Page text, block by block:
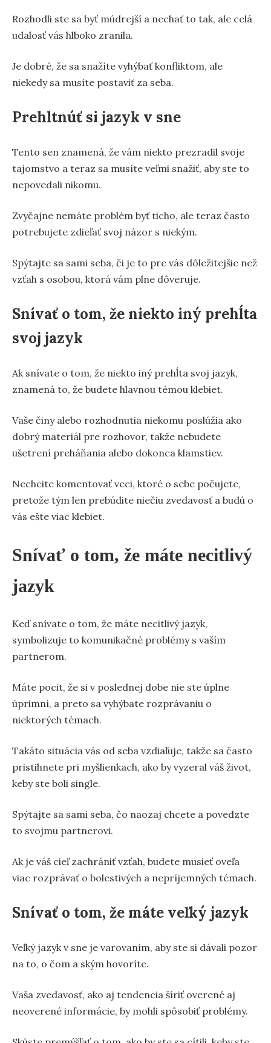
Rozhodli ste sa byť múdrejší a nechať to tak, ale celá
udalosť vás hlboko zranila.
Je dobré, že sa snažíte vyhýbať konfliktom, ale
niekedy sa musíte postaviť za seba.
Prehltnúť si jazyk v sne
Tento sen znamená, že vám niekto prezradil svoje
tajomstvo a teraz sa musíte veľmi snažiť, aby ste to
nepovedali nikomu.
Zvyčajne nemáte problém byť ticho, ale teraz často
potrebujete zdieľať svoj názor s niekým.
Spýtajte sa sami seba, či je to pre vás dôležitejšie než
vzťah s osobou, ktorá vám plne dôveruje.
Snívať o tom, že niekto iný prehĺta
svoj jazyk
Ak snívate o tom, že niekto iný prehĺta svoj jazyk,
znamená to, že budete hlavnou témou klebiet.
Vaše činy alebo rozhodnutia niekomu poslúžia ako
dobrý materiál pre rozhovor, takže nebudete
ušetrení preháňania alebo dokonca klamstiev.
Nechcite komentovať veci, ktoré o sebe počujete,
pretože tým len prebúdite niečiu zvedavosť a budú o
vás ešte viac klebiet.
Snívať o tom, že máte necitlivý
jazyk
Keď snívate o tom, že máte necitlivý jazyk,
symbolizuje to komunikačné problémy s vaším
partnerom.
Máte pocit, že si v poslednej dobe nie ste úplne
úprimní, a preto sa vyhýbate rozprávaniu o
niektorých témach.
Takáto situácia vás od seba vzdiaľuje, takže sa často
pristihnete pri myšlienkach, ako by vyzeral váš život,
keby ste boli single.
Spýtajte sa sami seba, čo naozaj chcete a povedzte
to svojmu partnerovi.
Ak je váš cieľ zachrániť vzťah, budete musieť oveľa
viac rozprávať o bolestivých a nepríjemných témach.
Snívať o tom, že máte veľký jazyk
Veľký jazyk v sne je varovaním, aby ste si dávali pozor
na to, o čom a ským hovoríte.
Vaša zvedavosť, ako aj tendencia šíriť overené aj
neoverené informácie, by mohli spôsobiť problémy.